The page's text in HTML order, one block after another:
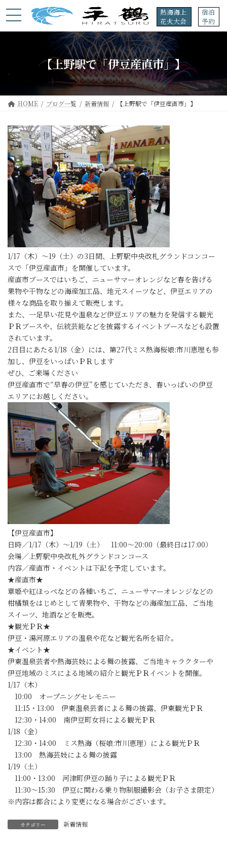
ン
プ
ビ
動
熱海海上
花火大会
宿泊
予約
【上野駅で「伊豆産直市」】
HOME ブログ一覧 新着情報 【上野駅で「伊豆産直市」】
1/17（木）～19（土）の3日間、上野駅中央改札グランドコンコー
スで「伊豆産直市」を開催しています。
産直市ブースではいちご、ニューサマーオレンジなど春を告げる
果物や干物などの海産加工品、地元スイーツなど、伊豆エリアの
様々な商品を取り揃えて販売します。
また、一足早い花見や温泉など伊豆エリアの魅力を発信する観光
ＰＲブースや、伝統芸能などを披露するイベントブースなども設置
されています。
2日目にあたる1/18（金）には、第27代ミス熱海桜娘:市川恵理も参
加し、伊豆をいっぱいＰＲします
ぜひ、ご来場ください
伊豆産直市で“早春の伊豆”を感じていただき、春いっぱいの伊豆
エリアにお越しください。
【伊豆産直市】
日時／1/17（木）～1/19（土） 11:00～20:00（最終日は17:00）
会場／上野駅中央改札外グランドコンコース
内容／産直市・イベントは下記を予定しています。
★産直市★
章姫や紅ほっぺなどの各種いちご、ニューサマーオレンジなどの
柑橘類をはじめとして青果物や、干物などの海産加工品、ご当地
スイーツ、地酒などを販売。
★観光ＰＲ★
伊豆・湯河原エリアの温泉や花など観光名所を紹介。
★イベント★
伊東温泉芸者や熱海芸妓による舞の披露、ご当地キャラクターや
伊豆地域のミスによる地域の紹介と観光ＰＲイベントを開催。
1/17（木）
10:00 オープニングセレモニー
11:15・13:00 伊東温泉芸者による舞の披露、伊東観光ＰＲ
12:30・14:00 南伊豆町女将による観光ＰＲ
1/18（金）
12:30・14:00 ミス熱海（桜娘:市川恵理）による観光ＰＲ
13:00 熱海芸妓による舞の披露
1/19（土）
11:00・13:00 河津町伊豆の踊り子による観光ＰＲ
11:30～15:30 伊豆に関わる乗り物制服撮影会（お子さま限定）
※内容は都合により変更になる場合がございます。
カテゴリー 新着情報